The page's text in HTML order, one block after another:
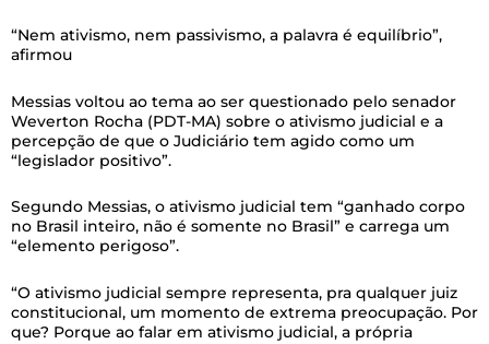
“Nem ativismo, nem passivismo, a palavra é equilíbrio”,
afirmou
Messias voltou ao tema ao ser questionado pelo senador
Weverton Rocha (PDT-MA) sobre o ativismo judicial e a
percepção de que o Judiciário tem agido como um
“legislador positivo”.
Segundo Messias, o ativismo judicial tem “ganhado corpo
no Brasil inteiro, não é somente no Brasil” e carrega um
“elemento perigoso”.
“O ativismo judicial sempre representa, pra qualquer juiz
constitucional, um momento de extrema preocupação. Por
que? Porque ao falar em ativismo judicial, a própria